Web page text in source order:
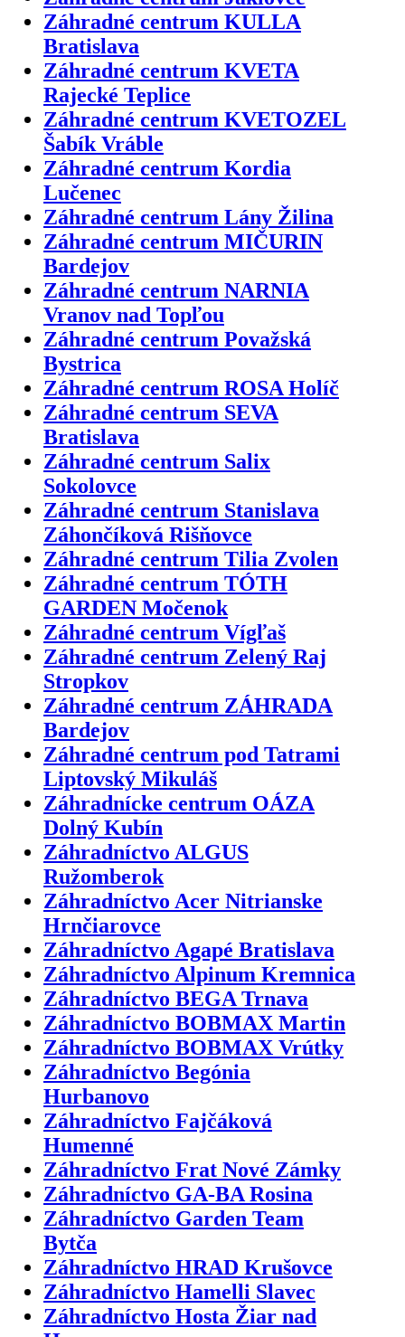
Záhradné centrum KULLA
Bratislava
Záhradné centrum KVETA
Rajecké Teplice
Záhradné centrum KVETOZEL
Šabík Vráble
Záhradné centrum Kordia
Lučenec
Záhradné centrum Lány Žilina
Záhradné centrum MIČURIN
Bardejov
Záhradné centrum NARNIA
Vranov nad Topľou
Záhradné centrum Považská
Bystrica
Záhradné centrum ROSA Holíč
Záhradné centrum SEVA
Bratislava
Záhradné centrum Salix
Sokolovce
Záhradné centrum Stanislava
Záhončíková Rišňovce
Záhradné centrum Tilia Zvolen
Záhradné centrum TÓTH
GARDEN Močenok
Záhradné centrum Vígľaš
Záhradné centrum Zelený Raj
Stropkov
Záhradné centrum ZÁHRADA
Bardejov
Záhradné centrum pod Tatrami
Liptovský Mikuláš
Záhradnícke centrum OÁZA
Dolný Kubín
Záhradníctvo ALGUS
Ružomberok
Záhradníctvo Acer Nitrianske
Hrnčiarovce
Záhradníctvo Agapé Bratislava
Záhradníctvo Alpinum Kremnica
Záhradníctvo BEGA Trnava
Záhradníctvo BOBMAX Martin
Záhradníctvo BOBMAX Vrútky
Záhradníctvo Begónia
Hurbanovo
Záhradníctvo Fajčáková
Humenné
Záhradníctvo Frat Nové Zámky
Záhradníctvo GA-BA Rosina
Záhradníctvo Garden Team
Bytča
Záhradníctvo HRAD Krušovce
Záhradníctvo Hamelli Slavec
Záhradníctvo Hosta Žiar nad